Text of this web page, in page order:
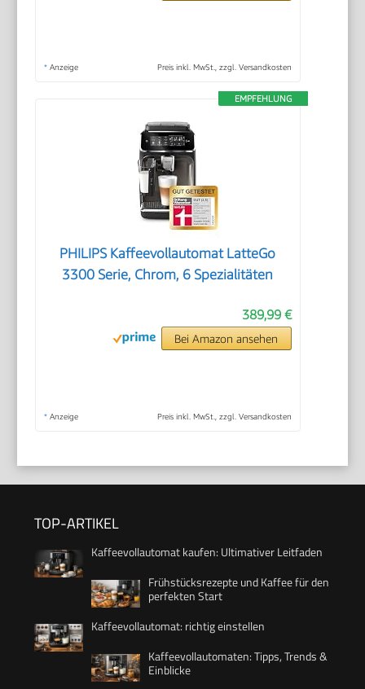
* Anzeige Preis inkl. MwSt., zzgl. Versandkosten
EMPFEHLUNG
PHILIPS Kaffeevollautomat LatteGo
3300 Serie, Chrom, 6 Spezialitäten
389,99 €
Bei Amazon ansehen
* Anzeige Preis inkl. MwSt., zzgl. Versandkosten
TOP-ARTIKEL
Kaffeevollautomat kaufen: Ultimativer Leitfaden
Frühstücksrezepte und Kaffee für den
perfekten Start
Kaffeevollautomat: richtig einstellen
Kaffeevollautomaten: Tipps, Trends &
Einblicke